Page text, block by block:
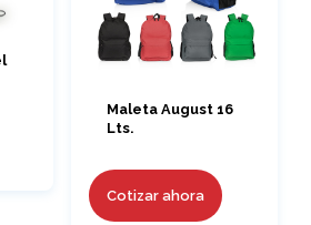
Maleta August 16
Lts.
Cotizar ahora